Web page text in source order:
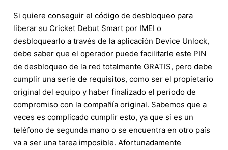
Si quiere conseguir el código de desbloqueo para
liberar su Cricket Debut Smart por IMEI o
desbloquearlo a través de la aplicación Device Unlock,
debe saber que el operador puede facilitarle este PIN
de desbloqueo de la red totalmente GRATIS, pero debe
cumplir una serie de requisitos, como ser el propietario
original del equipo y haber finalizado el periodo de
compromiso con la compañía original. Sabemos que a
veces es complicado cumplir esto, ya que si es un
teléfono de segunda mano o se encuentra en otro país
va a ser una tarea imposible. Afortunadamente